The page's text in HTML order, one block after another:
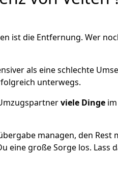
ist die Entfernung. Wer
als eine schlechte
unterwegs.
viele Dinge
managen, den
eine große Sorge los. Lass